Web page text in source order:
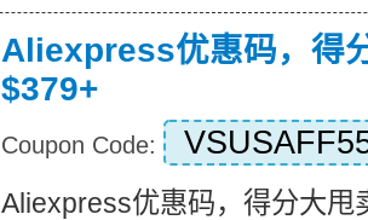
Aliexpress优惠码，得
$379+
Coupon Code:
Aliexpress优惠码，得分大甩